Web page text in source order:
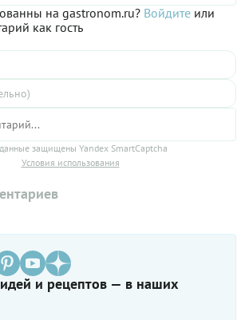
на gastronom.ru? Войдите или
как гость
защищены Yandex SmartCaptcha
Условия использования
и рецептов — в наших